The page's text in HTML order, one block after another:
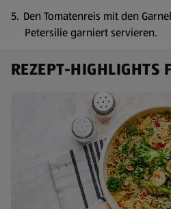
Den Tomatenreis mit den
Petersilie garniert servieren.
REZEPT-HIGHLIGHTS